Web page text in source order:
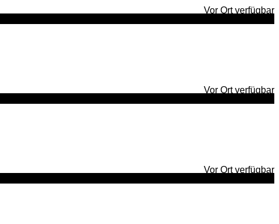
Vor Ort verfügbar
Vor Ort verfügbar
Vor Ort verfügbar